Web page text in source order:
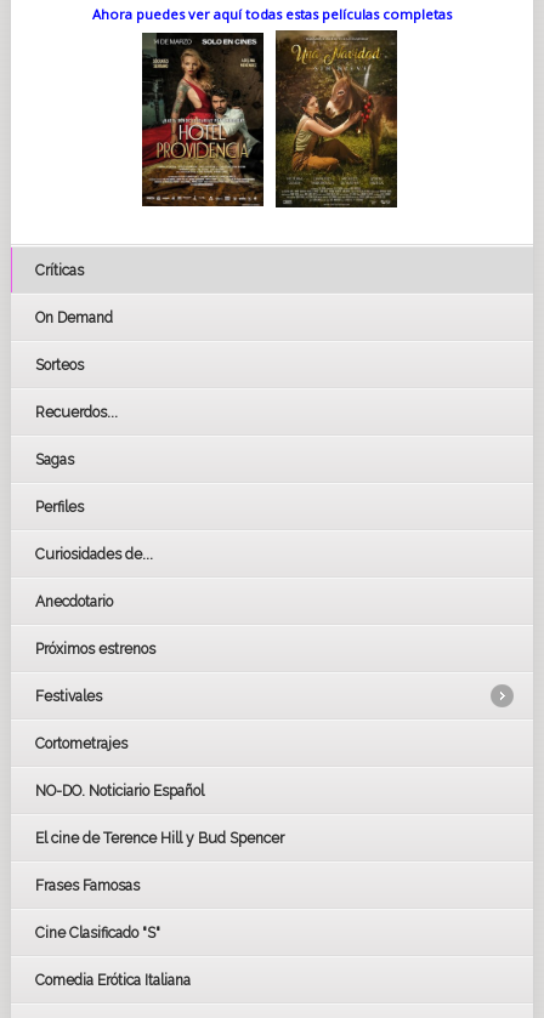
Ahora puedes ver aquí todas estas películas completas
Críticas
On Demand
Sorteos
Recuerdos...
Sagas
Perfiles
Curiosidades de...
Anecdotario
Próximos estrenos
Festivales
LOS OSCARS
GOYAS
BAFTA
Cortometrajes
NO-DO. Noticiario Español
El cine de Terence Hill y Bud Spencer
Frases Famosas
Cine Clasificado "S"
Comedia Erótica Italiana